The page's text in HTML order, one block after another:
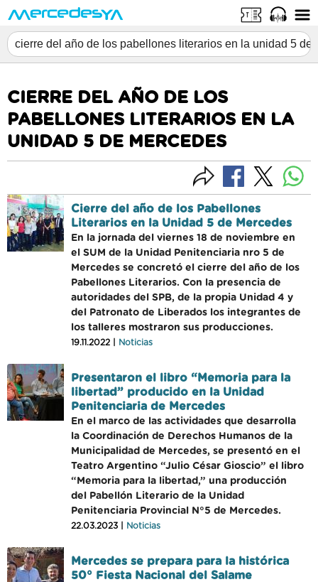
CIERRE DEL AÑO DE LOS
PABELLONES LITERARIOS EN LA
UNIDAD 5 DE MERCEDES
Cierre del año de los Pabellones
Literarios en la Unidad 5 de Mercedes
En la jornada del viernes 18 de noviembre en
el SUM de la Unidad Penitenciaria nro 5 de
Mercedes se concretó el cierre del año de los
Pabellones Literarios. Con la presencia de
autoridades del SPB, de la propia Unidad 4 y
del Patronato de Liberados los integrantes de
los talleres mostraron sus producciones.
19.11.2022 | Noticias
Presentaron el libro “Memoria para la
libertad” producido en la Unidad
Penitenciaria de Mercedes
En el marco de las actividades que desarrolla
la Coordinación de Derechos Humanos de la
Municipalidad de Mercedes, se presentó en el
Teatro Argentino “Julio César Gioscio” el libro
“Memoria para la libertad,” una producción
del Pabellón Literario de la Unidad
Penitenciaria Provincial N°5 de Mercedes.
22.03.2023 | Noticias
Mercedes se prepara para la histórica
50° Fiesta Nacional del Salame